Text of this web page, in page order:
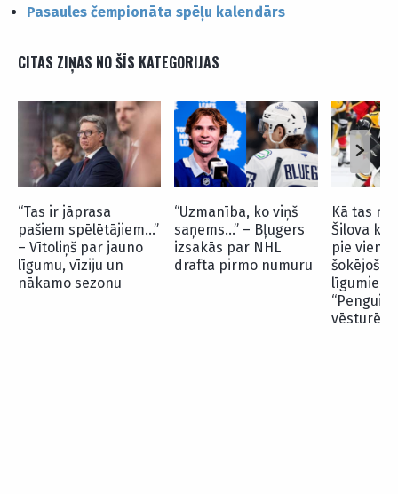
Pasaules čempionāta spēļu kalendārs
CITAS ZIŅAS NO ŠĪS KATEGORIJAS
“Tas ir jāprasa
pašiem spēlētājiem…”
– Vītoliņš par jauno
līgumu, vīziju un
nākamo sezonu
“Uzmanība, ko viņš
saņems…” – Bļugers
izsakās par NHL
drafta pirmo numuru
Kā tas
Šilova
pie viena
līgumiem
vēsturē